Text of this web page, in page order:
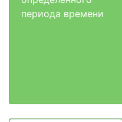
периода времени